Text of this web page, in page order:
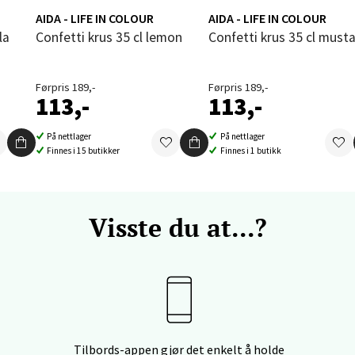
AIDA - LIFE IN COLOUR
Confetti krus 35 cl lemon
Førpris 189,-
113,-
På nettlager
Finnes i 15 butikker
AIDA - LIFE IN COLOUR
Confetti krus 35 cl
Førpris 189,-
113,-
På nettlager
Finnes i 1 butikk
Visste du at...?
Tilbords-appen gjør det enkelt å holde
09-20
- Thon Senter Sandvika
7, 1338 Sandvika
10-21